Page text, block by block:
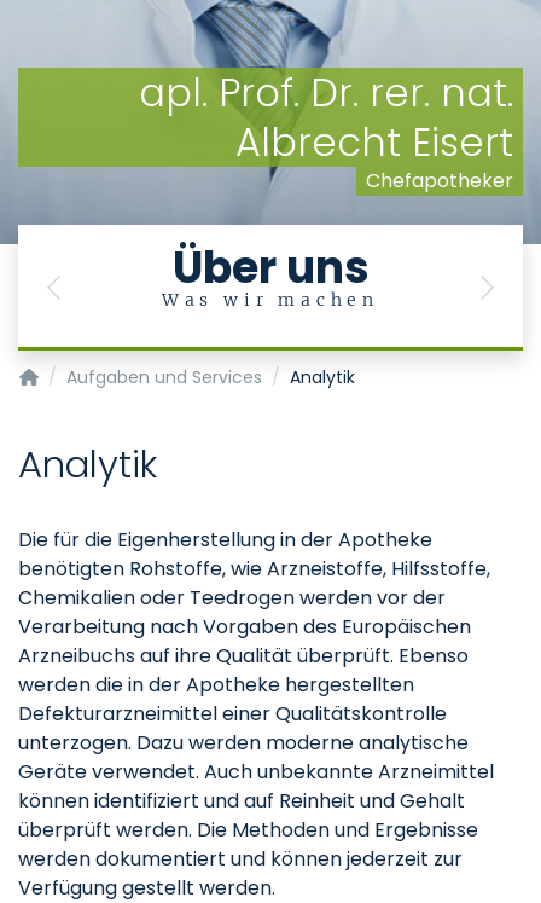
apl. Prof. Dr. rer. nat.
Albrecht Eisert
Chefapotheker
Über uns
Was wir machen
Previous Next
Apotheke
Aufgaben und Services Analytik
Analytik
Die für die Eigenherstellung in der Apotheke
benötigten Rohstoffe, wie Arzneistoffe, Hilfsstoffe,
Chemikalien oder Teedrogen werden vor der
Verarbeitung nach Vorgaben des Europäischen
Arzneibuchs auf ihre Qualität überprüft. Ebenso
werden die in der Apotheke hergestellten
Defekturarzneimittel einer Qualitätskontrolle
unterzogen. Dazu werden moderne analytische
Geräte verwendet. Auch unbekannte Arzneimittel
können identifiziert und auf Reinheit und Gehalt
überprüft werden. Die Methoden und Ergebnisse
werden dokumentiert und können jederzeit zur
Verfügung gestellt werden.